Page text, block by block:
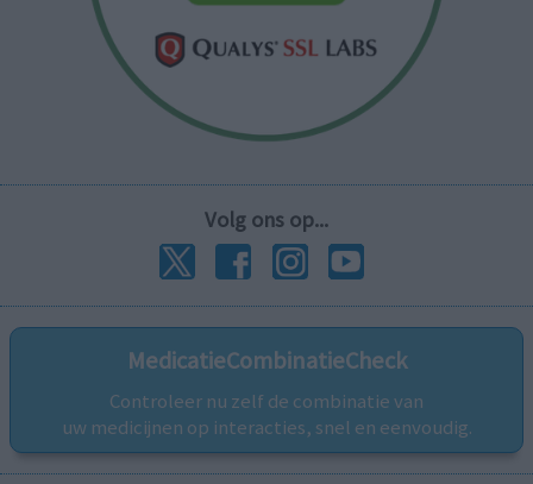
Volg ons op...
MedicatieCombinatieCheck
Controleer nu zelf de combinatie van
uw medicijnen op interacties, snel en eenvoudig.